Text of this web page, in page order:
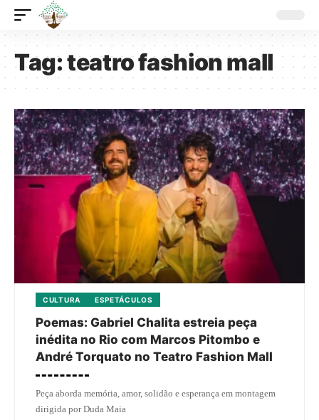
Tag:teatro fashion mall
CULTURA ESPETÁCULOS
Poemas: Gabriel Chalita estreia peça
inédita no Rio com Marcos Pitombo e
André Torquato no Teatro Fashion Mall
Peça aborda memória, amor, solidão e esperança em montagem
dirigida por Duda Maia